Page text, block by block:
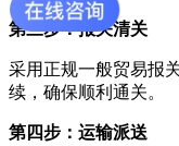
第三步：报关清关
采用正规一般贸易报
续，确保顺利通关。
第四步：运输派送